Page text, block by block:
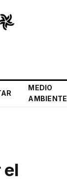
MEDIO
AMBIENTE
el